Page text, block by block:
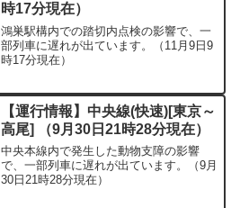
時17分現在）
鴻巣駅構内での踏切内点検の影響で、一
部列車に遅れが出ています。（11月9日9
時17分現在）
【運行情報】中央線(快速)[東京～
高尾] （9月30日21時28分現在）
中央本線内で発生した動物支障の影響
で、一部列車に遅れが出ています。（9月
30日21時28分現在）